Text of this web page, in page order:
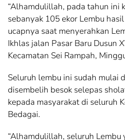
“Alhamdulillah, pada tahun ini
sebanyak 105 ekor Lembu
ucapnya saat menyerahkan
Ikhlas jalan Pasar Baru Dusun
Kecamatan Sei Rampah,
Seluruh lembu ini sudah mulai
disembelih besok selepas
kepada masyarakat di seluruh
Bedagai.
“Alhamdulillah, seluruh Lembu